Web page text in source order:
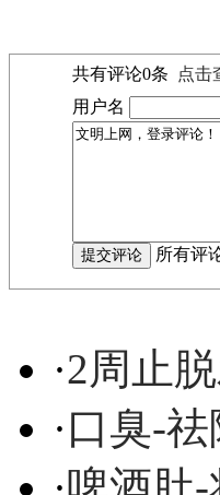
共有评论0条
点击
用户名
所有评
·2周止
·口臭-